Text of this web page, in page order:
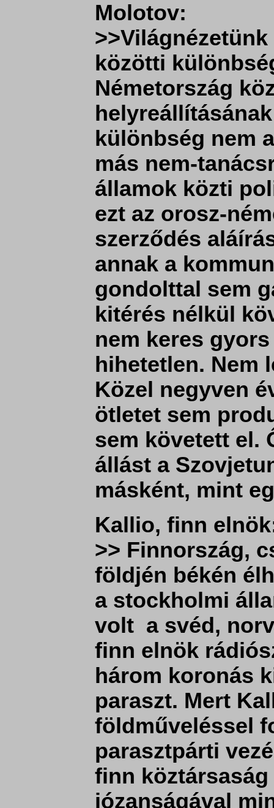
Molotov:
közötti
Németország
különbség nem
más nem-
államok közti
ezt az orosz-
szerződés
annak a
gondolttal sem
kitérés nélkül
nem keres
hihetetlen. Nem
Közel negyven
ötletet sem
sem követett el.
állást a
másként, mint
Kallio, finn
>> Finnország,
földjén békén
a stockholmi
volt a svéd,
finn elnök
három koronás
paraszt. Mert
földműveléssel
parasztpárti
finn
józanságával